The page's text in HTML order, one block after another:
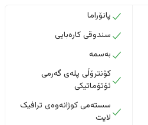
پانۆراما
سندوقی کارەبایی
بەسمە
کۆنترۆڵی پلەی گەرمی
ئۆتۆماتیکی
سستەمی کوژانەوەی ترافیک
لایت